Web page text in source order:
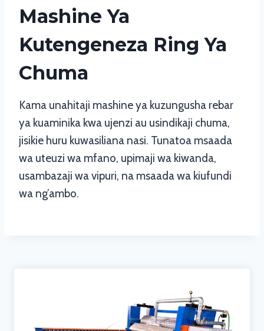
Mashine Ya
Kutengeneza Ring Ya
Chuma
Kama unahitaji mashine ya kuzungusha rebar
ya kuaminika kwa ujenzi au usindikaji chuma,
jisikie huru kuwasiliana nasi. Tunatoa msaada
wa uteuzi wa mfano, upimaji wa kiwanda,
usambazaji wa vipuri, na msaada wa kiufundi
wa ng’ambo.